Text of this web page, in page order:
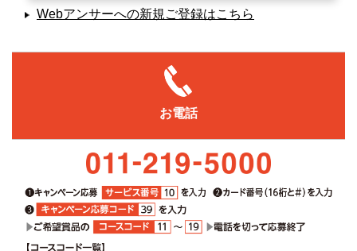
Webアンサーへの新規ご登録はこちら
お電話